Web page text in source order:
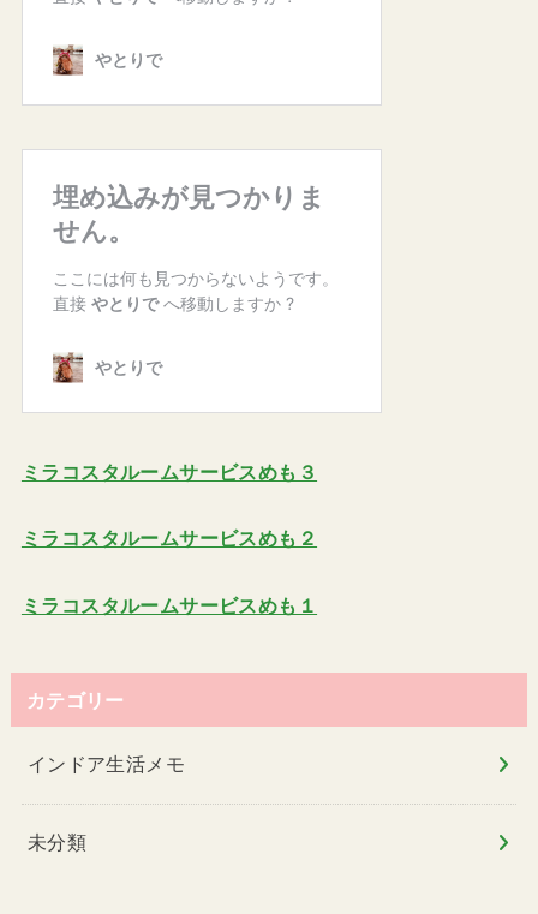
ミラコスタルームサービスめも３
ミラコスタルームサービスめも２
ミラコスタルームサービスめも１
カテゴリー
インドア生活メモ
未分類